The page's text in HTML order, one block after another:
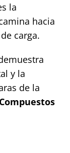
la
hacia
carga.
y la
de la
Compuestos